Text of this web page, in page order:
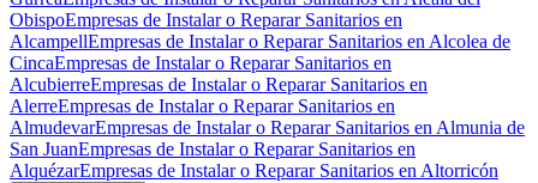
ObispoEmpresas de Instalar o Reparar Sanitarios en
AlcampellEmpresas de Instalar o Reparar Sanitarios en Alcolea de
CincaEmpresas de Instalar o Reparar Sanitarios en
AlcubierreEmpresas de Instalar o Reparar Sanitarios en
AlerreEmpresas de Instalar o Reparar Sanitarios en
AlmudevarEmpresas de Instalar o Reparar Sanitarios en Almunia de
San JuanEmpresas de Instalar o Reparar Sanitarios en
AlquézarEmpresas de Instalar o Reparar Sanitarios en Altorricón